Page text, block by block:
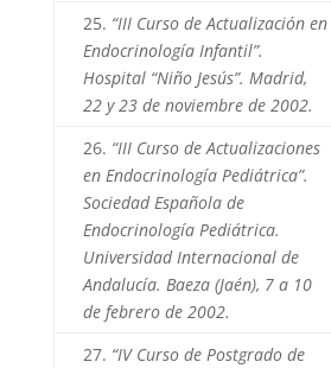
25. “III Curso de Actualización en
Endocrinología Infantil”.
Hospital “Niño Jesús”. Madrid,
22 y 23 de noviembre de 2002.
26. “III Curso de Actualizaciones
en Endocrinología Pediátrica”.
Sociedad Española de
Endocrinología Pediátrica.
Universidad Internacional de
Andalucía. Baeza (Jaén), 7 a 10
de febrero de 2002.
27. “IV Curso de Postgrado de